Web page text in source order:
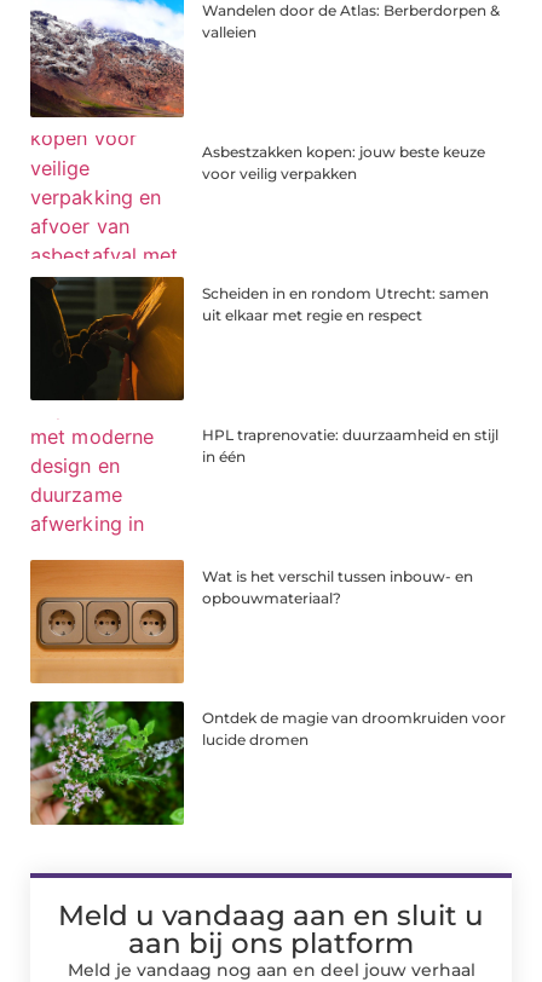
Wandelen door de Atlas: Berberdorpen &
valleien
Asbestzakken kopen: jouw beste keuze
voor veilig verpakken
Scheiden in en rondom Utrecht: samen
uit elkaar met regie en respect
HPL traprenovatie: duurzaamheid en stijl
in één
Wat is het verschil tussen inbouw- en
opbouwmateriaal?
Ontdek de magie van droomkruiden voor
lucide dromen
Meld u vandaag aan en sluit u
aan bij ons platform
Meld je vandaag nog aan en deel jouw verhaal